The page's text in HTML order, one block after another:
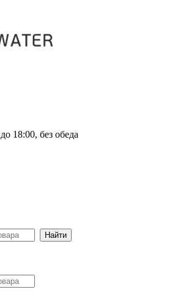
18:00, без обеда